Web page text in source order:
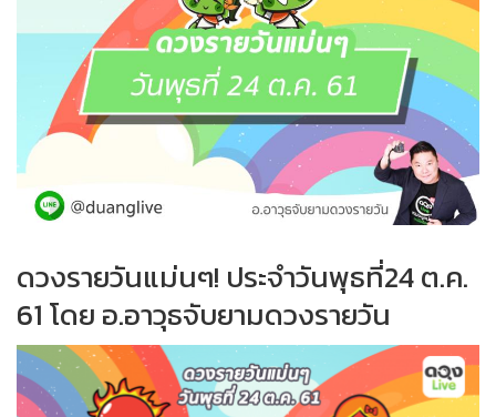
ดวงรายวันแม่นๆ! ประจำวันพุธที่24 ต.ค.
61 โดย อ.อาวุธจับยามดวงรายวัน